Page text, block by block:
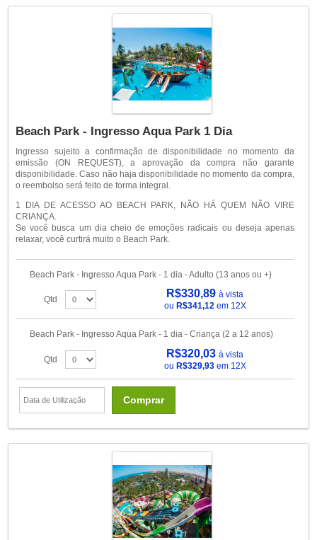
Beach Park - Ingresso Aqua Park 1 Dia
Ingresso sujeito a confirmação de disponibilidade no momento da
emissão (ON REQUEST), a aprovação da compra não garante
disponibilidade. Caso não haja disponibilidade no momento da compra,
o reembolso será feito de forma integral.
1 DIA DE ACESSO AO BEACH PARK, NÃO HÁ QUEM NÃO VIRE
CRIANÇA.
Se você busca um dia cheio de emoções radicais ou deseja apenas
relaxar, você curtirá muito o Beach Park.
Beach Park - Ingresso Aqua Park - 1 dia - Adulto (13 anos ou +)
Qtd R$330,89à vista
ou R$341,12em 12X
Beach Park - Ingresso Aqua Park - 1 dia - Criança (2 a 12 anos)
Qtd R$320,03à vista
ou R$329,93em 12X
Comprar